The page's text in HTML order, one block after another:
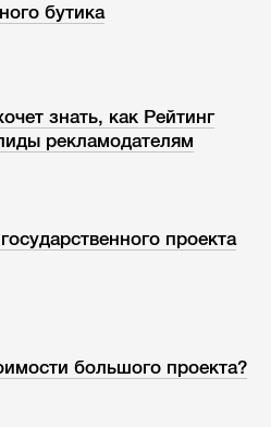
бутика
знать, как Рейтинг
рекламодателям
проекта
большого проекта?